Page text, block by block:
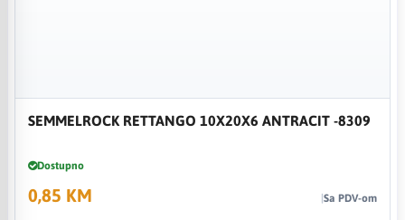
SEMMELROCK RETTANGO 10X20X6 ANTRACIT -8309
Dostupno
0,85 KM Sa PDV-om